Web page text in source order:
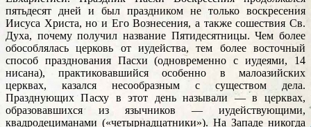
пятьдесят дней и был праздником не только воскресения
Иисуса Христа, но и Его Вознесения, а также сошествия Св.
Духа, почему получил название Пятидесятницы. Чем более
обособлялась церковь от иудейства, тем более восточный
способ празднования Пасхи (одновременно с иудеями, 14
нисана), практиковавшийся особенно в малоазийских
церквах, казался несообразным с существом дела.
Празднующих Пасху в этот день называли — в церквах,
образовавшихся из язычников — иудействующими,
квадродециманами («четырнадцатники»). На Западе никогда